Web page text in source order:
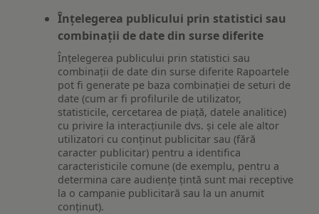
Înțelegerea publicului prin statistici sau
combinații de date din surse diferite
Înțelegerea publicului prin statistici sau
combinații de date din surse diferite Rapoartele
pot fi generate pe baza combinației de seturi de
date (cum ar fi profilurile de utilizator,
statisticile, cercetarea de piață, datele analitice)
cu privire la interacțiunile dvs. și cele ale altor
utilizatori cu conținut publicitar sau (fără
caracter publicitar) pentru a identifica
caracteristicile comune (de exemplu, pentru a
determina care audiențe țintă sunt mai receptive
la o campanie publicitară sau la un anumit
conținut).